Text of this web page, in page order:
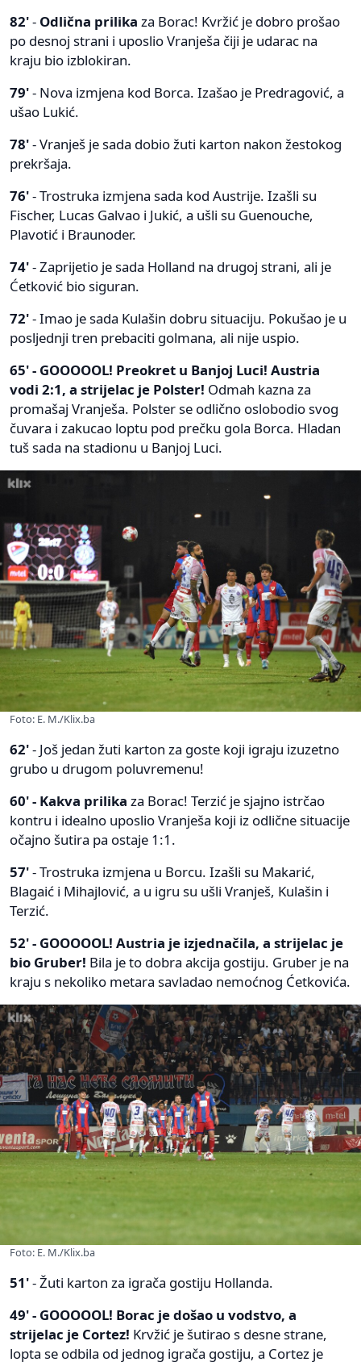
82'- Odlična prilika za Borac! Kvržić je dobro prošao
po desnoj strani i uposlio Vranješa čiji je udarac na
kraju bio izblokiran.
79'- Nova izmjena kod Borca. Izašao je Predragović, a
ušao Lukić.
78'- Vranješ je sada dobio žuti karton nakon žestokog
prekršaja.
76'- Trostruka izmjena sada kod Austrije. Izašli su
Fischer, Lucas Galvao i Jukić, a ušli su Guenouche,
Plavotić i Braunoder.
74'- Zaprijetio je sada Holland na drugoj strani, ali je
Ćetković bio siguran.
72'- Imao je sada Kulašin dobru situaciju. Pokušao je u
posljednji tren prebaciti golmana, ali nije uspio.
65' - GOOOOOL! Preokret u Banjoj Luci! Austria
vodi 2:1, a strijelac je Polster! Odmah kazna za
promašaj Vranješa. Polster se odlično oslobodio svog
čuvara i zakucao loptu pod prečku gola Borca. Hladan
tuš sada na stadionu u Banjoj Luci.
Foto: E. M./Klix.ba
62'- Još jedan žuti karton za goste koji igraju izuzetno
grubo u drugom poluvremenu!
60' - Kakva prilika za Borac! Terzić je sjajno istrčao
kontru i idealno uposlio Vranješa koji iz odlične situacije
očajno šutira pa ostaje 1:1.
57'- Trostruka izmjena u Borcu. Izašli su Makarić,
Blagaić i Mihajlović, a u igru su ušli Vranješ, Kulašin i
Terzić.
52' - GOOOOOL! Austria je izjednačila, a strijelac je
bio Gruber! Bila je to dobra akcija gostiju. Gruber je na
kraju s nekoliko metara savladao nemoćnog Ćetkovića.
Foto: E. M./Klix.ba
51'- Žuti karton za igrača gostiju Hollanda.
49' - GOOOOOL! Borac je došao u vodstvo, a
strijelac je Cortez! Krvžić je šutirao s desne strane,
lopta se odbila od jednog igrača gostiju, a Cortez je